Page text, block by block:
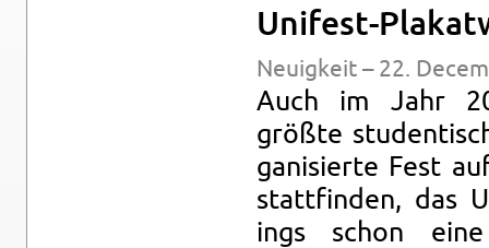
Unifest-
Neuigkeit – 22.
Auch im Jahr
größte
gan­isierte Fest
stat­tfinden, das
ings schon